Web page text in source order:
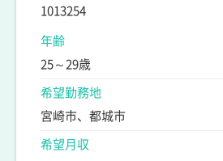
1013254
年齢
25～29歳
希望勤務地
宮崎市、都城市
希望月収